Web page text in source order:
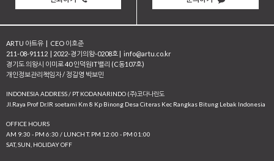
ARTU 아트유 | CEO 이호준
211-08-91112 | 2022-경기의왕-0208호 | info@artu.co.kr
경기도 의왕시 이미로 40 인덕원IT밸리 (C동107호)
개인정보관리책임자 / 정길영 박보민
INDONESIA ADDRESS / PT KODANARINDO (주)코다나린도
JI.Raya Prof Dr.IR soetami Km 8 Kp Binong Desa Citeras Kec Rangkas Bitung Lebak Indonesia
OFFICE HOURS
AM 9:30 - PM 6:30 / LUNCH T. PM 12:00 - PM 01:00
SAT, SUN, HOLIDAY OFF